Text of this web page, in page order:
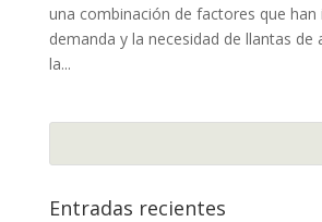
una combinación de factores que han
demanda y la necesidad de llantas de
la...
Entradas recientes